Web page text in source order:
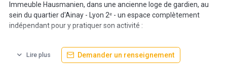
Immeuble Hausmanien, dans une ancienne loge de gardien, au
sein du quartier d'Ainay - Lyon 2ᵉ - un espace complètement
indépendant pour y pratiquer son activité :
- de médecin si c'est votre cas : bureau de réception, salle
d'attente et salle d'examen, cuisine fermée. possibilité d'installer
Lire plus Demander un renseignement